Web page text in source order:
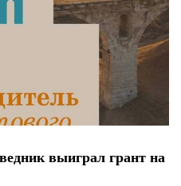
выиграл грант на